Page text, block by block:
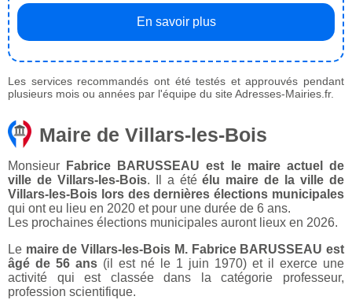
En savoir plus
Les services recommandés ont été testés et approuvés pendant
plusieurs mois ou années par l'équipe du site Adresses-Mairies.fr.
Maire de Villars-les-Bois
Monsieur
Fabrice BARUSSEAU est le maire actuel de
ville de Villars-les-Bois. Il a étéélu maire de la ville de
Villars-les-Bois lors des dernières élections municipales
qui ont eu lieu en 2020 et pour une durée de 6 ans.
Les prochaines élections municipales auront lieux en 2026.
Le maire de Villars-les-Bois M. Fabrice BARUSSEAU est
âgé de 56 ans (il est né le 1 juin 1970) et il exerce une
activité qui est classée dans la catégorie professeur,
profession scientifique.